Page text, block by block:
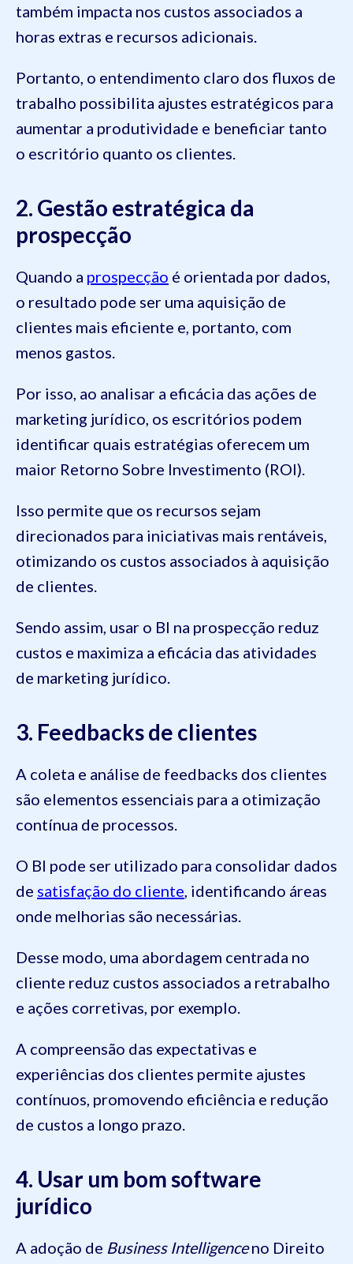
também impacta nos custos associados a
horas extras e recursos adicionais.
Portanto, o entendimento claro dos fluxos de
trabalho possibilita ajustes estratégicos para
aumentar a produtividade e beneficiar tanto
o escritório quanto os clientes.
2. Gestão estratégica da
prospecção
Quando a prospecção é orientada por dados,
o resultado pode ser uma aquisição de
clientes mais eficiente e, portanto, com
menos gastos.
Por isso, ao analisar a eficácia das ações de
marketing jurídico, os escritórios podem
identificar quais estratégias oferecem um
maior Retorno Sobre Investimento (ROI).
Isso permite que os recursos sejam
direcionados para iniciativas mais rentáveis,
otimizando os custos associados à aquisição
de clientes.
Sendo assim, usar o BI na prospecção reduz
custos e maximiza a eficácia das atividades
de marketing jurídico.
3. Feedbacks de clientes
A coleta e análise de feedbacks dos clientes
são elementos essenciais para a otimização
contínua de processos.
O BI pode ser utilizado para consolidar dados
de satisfação do cliente , identificando áreas
onde melhorias são necessárias.
Desse modo, uma abordagem centrada no
cliente reduz custos associados a retrabalho
e ações corretivas, por exemplo.
A compreensão das expectativas e
experiências dos clientes permite ajustes
contínuos, promovendo eficiência e redução
de custos a longo prazo.
4. Usar um bom software
jurídico
A adoção de Business Intelligenceno Direito